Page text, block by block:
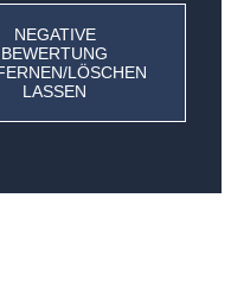
NEGATIVE
BEWERTUNG
LÖSCHEN
LASSEN